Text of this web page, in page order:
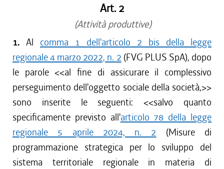
Art. 2
(Attività produttive)
1. Al comma 1 dell'articolo 2 bis della legge
regionale 4 marzo 2022, n. 2 (FVG PLUS SpA), dopo
le parole <<al fine di assicurare il complessivo
perseguimento dell'oggetto sociale della società,>>
sono inserite le seguenti: <<salvo quanto
specificamente previsto all'articolo 78 della legge
regionale 5 aprile 2024, n. 2 (Misure di
programmazione strategica per lo sviluppo del
sistema territoriale regionale in materia di